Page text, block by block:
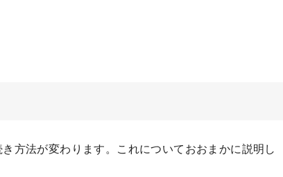
き方法が変わります。これについておおまかに説明し